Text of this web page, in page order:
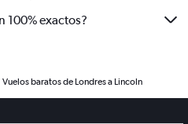
100% exactos?
Vuelos baratos de Londres a Lincoln